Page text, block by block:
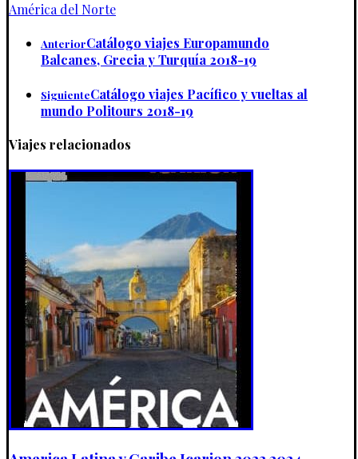
América del Norte
AnteriorCatálogo viajes Europamundo
Balcanes, Grecia y Turquía 2018-19
SiguienteCatálogo viajes Pacífico y vueltas al
mundo Politours 2018-19
Viajes relacionados